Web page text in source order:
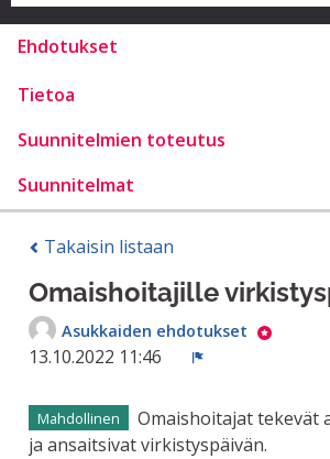
Ehdotukset
Tietoa
Suunnitelmien toteutus
Suunnitelmat
Takaisin listaan
Omaishoitajille
Asukkaiden ehdotukset
13.10.2022 11:46
Mahdollinen
Omaishoitajat tekevät
ja ansaitsivat virkistyspäivän.